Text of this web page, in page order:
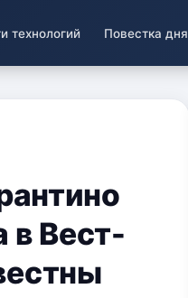
технологий Повестка дня
в Вест-